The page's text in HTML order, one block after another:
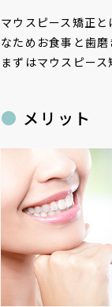
マウスピース矯正
なためお食事と歯磨
まずはマウスピー
メリット